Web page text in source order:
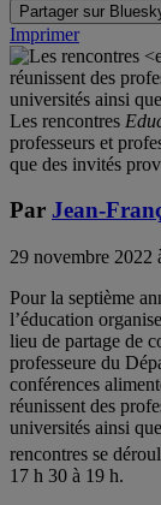
Partager sur
Imprimer
Les rencontres
professeurs et
que des invités
Par Jean-
29 novembre 2022
Pour la septième
l’éducation
lieu de partage de
professeure du
conférences
réunissent des
universités ainsi
rencontres se
17 h 30 à 19 h.